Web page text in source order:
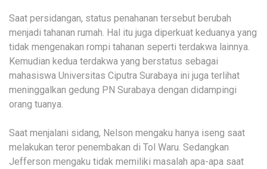
Saat persidangan, status penahanan tersebut berubah
menjadi tahanan rumah. Hal itu juga diperkuat keduanya yang
tidak mengenakan rompi tahanan seperti terdakwa lainnya.
Kemudian kedua terdakwa yang berstatus sebagai
mahasiswa Universitas Ciputra Surabaya ini juga terlihat
meninggalkan gedung PN Surabaya dengan didampingi
orang tuanya.
Saat menjalani sidang, Nelson mengaku hanya iseng saat
melakukan teror penembakan di Tol Waru. Sedangkan
Jefferson mengaku tidak memiliki masalah apa-apa saat